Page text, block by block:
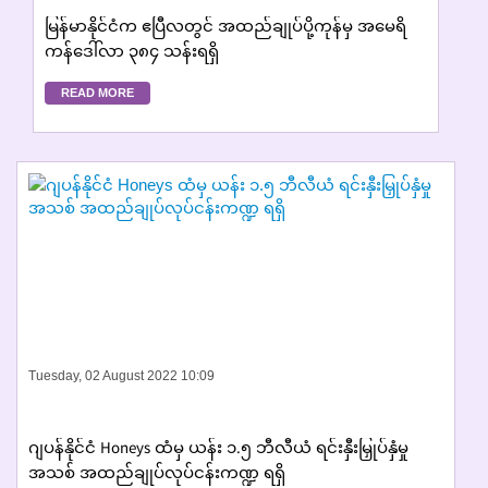
မြန်မာနိုင်ငံက ဧပြီလတွင် အထည်ချုပ်ပို့ကုန်မှ အမေရိ
ကန်ဒေါ်လာ ၃၈၄ သန်းရရှိ
READ MORE
Tuesday, 02 August 2022 10:09
ဂျပန်နိုင်ငံ Honeys ထံမှ ယန်း ၁.၅ ဘီလီယံ ရင်းနှီးမြှုပ်နှံမှု
အသစ် အထည်ချုပ်လုပ်ငန်းကဏ္ဍ ရရှိ